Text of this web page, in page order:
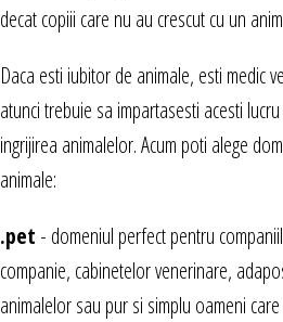
decat copiii care nu au crescut cu un
Daca esti iubitor de animale, esti medic
atunci trebuie sa impartasesti acesti
ingrijirea animalelor. Acum poti alege
animale:
.pet - domeniul perfect pentru
companie, cabinetelor venerinare,
animalelor sau pur si simplu oameni